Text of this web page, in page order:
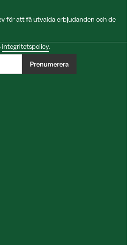
för att få utvalda erbjudanden och de
integritetspolicy.
Prenumerera